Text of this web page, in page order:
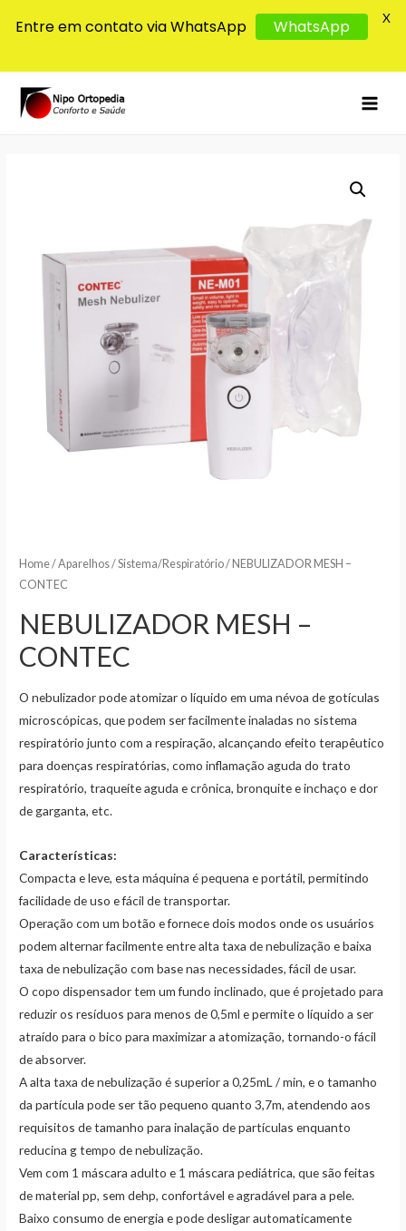
Home/Aparelhos/Sistema/Respiratório/ NEBULIZADOR MESH –
CONTEC
NEBULIZADOR MESH –
CONTEC
O nebulizador pode atomizar o líquido em uma névoa de gotículas
microscópicas, que podem ser facilmente inaladas no sistema
respiratório junto com a respiração, alcançando efeito terapêutico
para doenças respiratórias, como inflamação aguda do trato
respiratório, traqueíte aguda e crônica, bronquite e inchaço e dor
de garganta, etc.
Características:
Compacta e leve, esta máquina é pequena e portátil, permitindo
facilidade de uso e fácil de transportar.
Operação com um botão e fornece dois modos onde os usuários
podem alternar facilmente entre alta taxa de nebulização e baixa
taxa de nebulização com base nas necessidades, fácil de usar.
O copo dispensador tem um fundo inclinado, que é projetado para
reduzir os resíduos para menos de 0,5ml e permite o líquido a ser
atraído para o bico para maximizar a atomização, tornando-o fácil
de absorver.
A alta taxa de nebulização é superior a 0,25mL / min, e o tamanho
da partícula pode ser tão pequeno quanto 3,7m, atendendo aos
requisitos de tamanho para inalação de partículas enquanto
reducina g tempo de nebulização.
Vem com 1 máscara adulto e 1 máscara pediátrica, que são feitas
de material pp, sem dehp, confortável e agradável para a pele.
Baixo consumo de energia e pode desligar automaticamente
Entre em contato via WhatsApp WhatsApp X